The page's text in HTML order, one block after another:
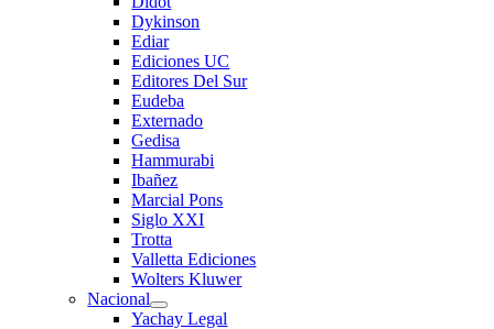
Dykinson
Ediar
Ediciones UC
Editores Del Sur
Eudeba
Externado
Gedisa
Hammurabi
Ibañez
Marcial Pons
Siglo XXI
Trotta
Valletta Ediciones
Wolters Kluwer
Nacional
Yachay Legal